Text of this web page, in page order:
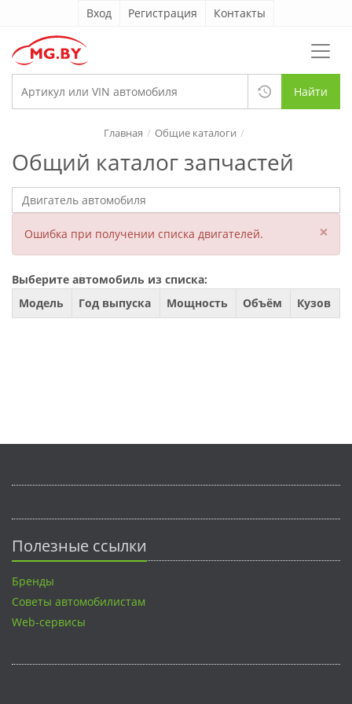
Вход Регистрация Контакты
Найти
Общий каталог запчастей
Главная Общие каталоги
Ошибка при получении списка двигателей. ×
Выберите автомобиль из списка:
Модель
Год выпуска Мощность Объём Кузов
Полезные ссылки
Бренды
Советы автомобилистам
Web-сервисы